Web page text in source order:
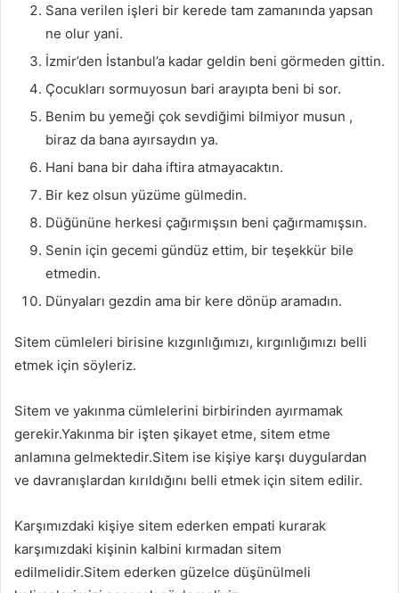
Sana verilen işleri bir kerede tam zamanında yapsan
ne olur yani.
İzmir’den İstanbul’a kadar geldin beni görmeden gittin.
Çocukları sormuyosun bari arayıpta beni bi sor.
Benim bu yemeği çok sevdiğimi bilmiyor musun ,
biraz da bana ayırsaydın ya.
Hani bana bir daha iftira atmayacaktın.
Bir kez olsun yüzüme gülmedin.
Düğününe herkesi çağırmışsın beni çağırmamışsın.
Senin için gecemi gündüz ettim, bir teşekkür bile
etmedin.
Dünyaları gezdin ama bir kere dönüp aramadın.
Sitem cümleleri birisine kızgınlığımızı, kırgınlığımızı belli
etmek için söyleriz.
Sitem ve yakınma cümlelerini birbirinden ayırmamak
gerekir.Yakınma bir işten şikayet etme, sitem etme
anlamına gelmektedir.Sitem ise kişiye karşı duygulardan
ve davranışlardan kırıldığını belli etmek için sitem edilir.
Karşımızdaki kişiye sitem ederken empati kurarak
karşımızdaki kişinin kalbini kırmadan sitem
edilmelidir.Sitem ederken güzelce düşünülmeli